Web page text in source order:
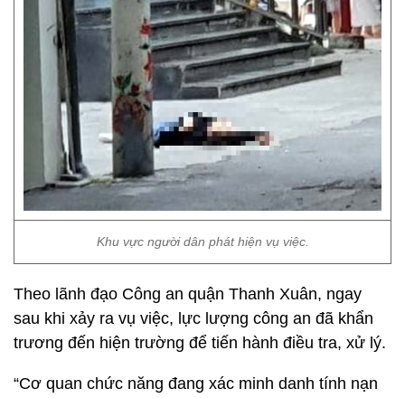
Khu vực người dân phát hiện vụ việc.
Theo lãnh đạo Công an quận Thanh Xuân, ngay
sau khi xảy ra vụ việc, lực lượng công an đã khẩn
trương đến hiện trường để tiến hành điều tra, xử lý.
“Cơ quan chức năng đang xác minh danh tính nạn